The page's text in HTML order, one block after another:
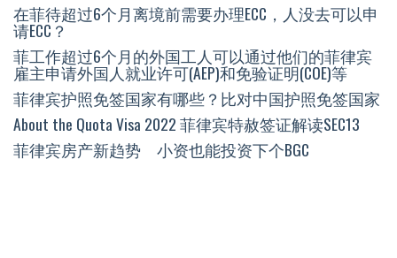
在菲待超过6个月离境前需要办理ECC，人没去可以申
请ECC？
菲工作超过6个月的外国工人可以通过他们的菲律宾
雇主申请外国人就业许可(AEP)和免验证明(COE)等
菲律宾护照免签国家有哪些？比对中国护照免签国家
About the Quota Visa 2022 菲律宾特赦签证解读SEC13
菲律宾房产新趋势 小资也能投资下个BGC